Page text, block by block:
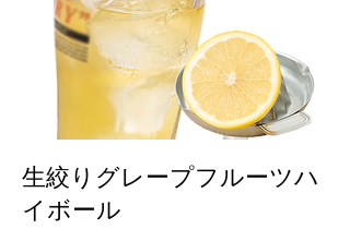
生絞りグレープフルーツハ
イボール